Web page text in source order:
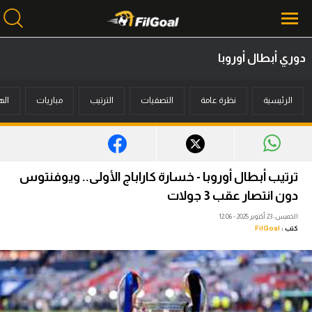
أخبار
ميركاتو
فانتازي في الجول
مسابقة التوقعات
فيديوهات
عدسات
دوري أبطال أوروبا
الرئيسية نظرة عامة التصفيات الترتيب مباريات
ترتيب أبطال أوروبا - خسارة كاراباج الأولى.. ويوفنتوس
دون انتصار عقب 3 جولات
الخميس، 23 أكتوبر 2025 - 12:06
كتب : FilGoal